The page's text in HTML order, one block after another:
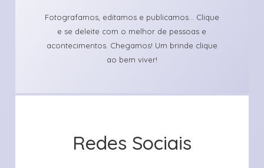
Fotografamos, editamos e publicamos... Clique
e se deleite com o melhor de pessoas e
acontecimentos. Chegamos! Um brinde clique
ao bem viver!
Redes Sociais